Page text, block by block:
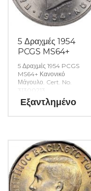
5 Δραχμές 1954
PCGS MS64+
5 Δραχμές 1954 PCGS
MS64+ Κανονικό
Μάγουλο. Cert. No.
31300213
Εξαντλημένο